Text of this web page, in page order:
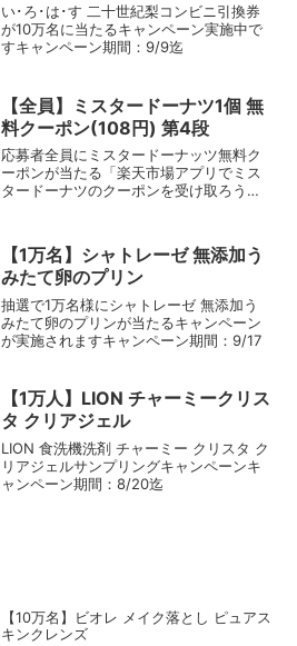
い･ろ･は･す 二十世紀梨コンビニ引換券
が10万名に当たるキャンペーン実施中で
すキャンペーン期間：9/9迄
【全員】ミスタードーナツ1個 無
料クーポン(108円) 第4段
応募者全員にミスタードーナッツ無料ク
ーポンが当たる「楽天市場アプリでミス
タードーナツのクーポンを受け取ろう！
【1万名】シャトレーゼ 無添加う
みたて卵のプリン
抽選で1万名様にシャトレーゼ 無添加う
みたて卵のプリンが当たるキャンペーン
が実施されますキャンペーン期間：9/17
【1万人】LION チャーミークリス
タ クリアジェル
LION 食洗機洗剤 チャーミー クリスタ ク
リアジェルサンプリングキャンペーンキ
ャンペーン期間：8/20迄
【10万名】ビオレ メイク落とし ピュアス
キンクレンズ